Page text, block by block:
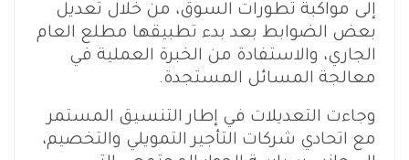
إلى مواكبة تطورات السوق، من خلال تعديل
بعض الضوابط بعد بدء تطبيقها مطلع العام
الجاري، والاستفادة من الخبرة العملية في
معالجة المسائل المستجدة.
وجاءت التعديلات في إطار التنسيق المستمر
مع اتحادي شركات التأجير التمويلي والتخصيم،